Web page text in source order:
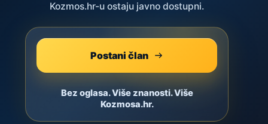
Kozmos.hr-u ostaju javno dostupni.
Postani član
Bez oglasa. Više znanosti. Više
Kozmosa.hr.